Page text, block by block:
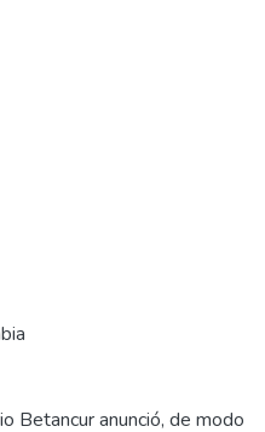
Betancur anunció, de modo